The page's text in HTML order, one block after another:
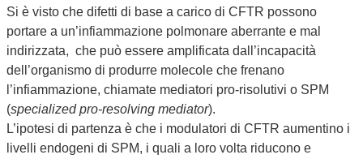
Si è visto che difetti di base a carico di CFTR possono
portare a un’infiammazione polmonare aberrante e mal
indirizzata, che può essere amplificata dall’incapacità
dell’organismo di produrre molecole che frenano
l’infiammazione, chiamate mediatori pro-risolutivi o SPM
(specialized pro-resolving mediator).
L’ipotesi di partenza è che i modulatori di CFTR aumentino i
livelli endogeni di SPM, i quali a loro volta riducono e